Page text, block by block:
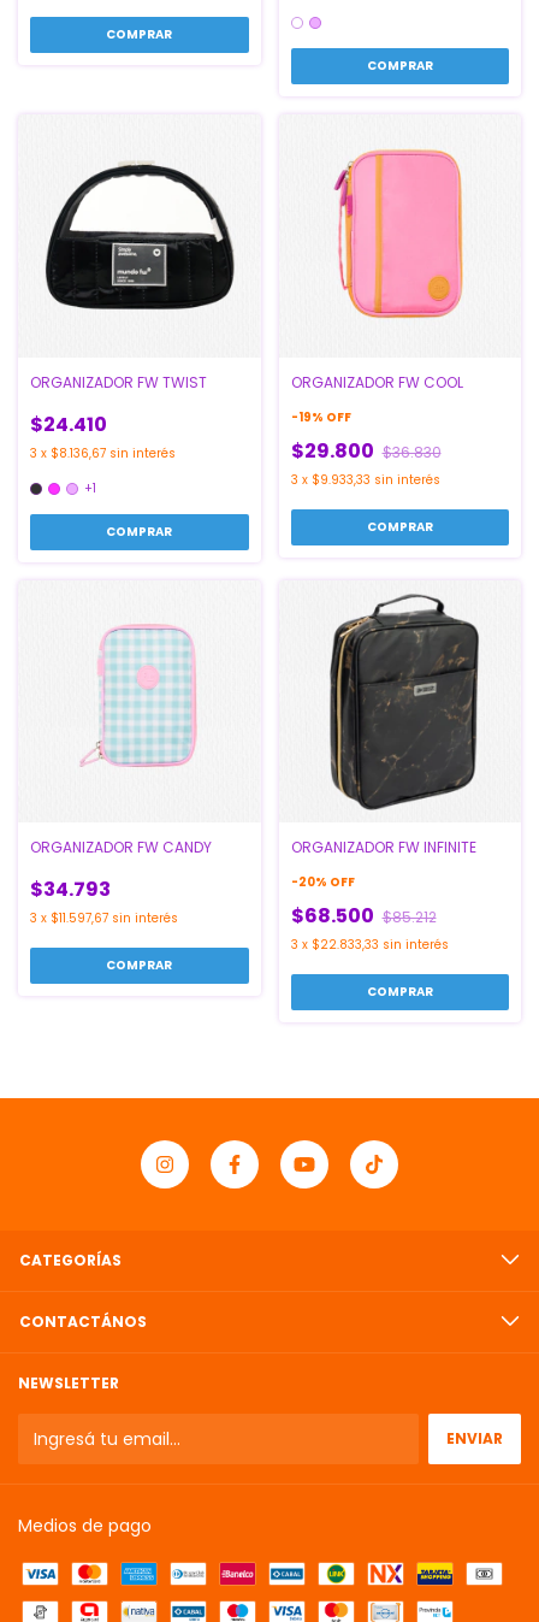
COMPRAR
ORGANIZADOR FW TWIST
$24.410
3 x $8.136,67 sin interés
+1
COMPRAR
ORGANIZADOR FW COOL
-19% OFF
$29.800 $36.830
3 x $9.933,33 sin interés
ORGANIZADOR FW CANDY
$34.793
3 x $11.597,67 sin interés
ORGANIZADOR FW INFINITE
-20% OFF
$68.500 $85.212
3 x $22.833,33 sin interés
CATEGORÍAS
CONTACTÁNOS
NEWSLETTER
Medios de pago